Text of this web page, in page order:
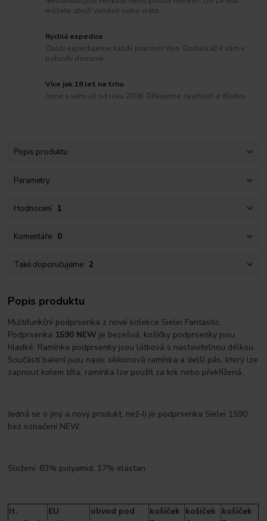
můžete zboží vyměnit nebo vrátit.
Rychlá expedice
Zboží expedujeme každý pracovní den. Dodání až k vám v
pohodlí domova.
Více jak 18 let na trhu
Jsme s vámi již od roku 2008. Děkujeme za přízeň a důvěru.
Popis produktu
Parametry
Hodnocení 1
Komentáře 0
Také doporučujeme 2
Popis produktu
Multifunkční podprsenka z nové kolekce Sielei Fantastic.
Podprsenka 1590 NEW je bezešvá, košíčky podprsenky jsou
hladké. Ramínka podprsenky jsou látková s nastavitelnou délkou.
Součástí balení jsou navíc silikonová ramínka a delší pás, který lze
zapnout kolem těla, ramínka lze použít za krk nebo překřížená.
Jedná se o jiný a nový produkt, než-li je podprsenka Sielei 1590
bez označení NEW.
Složení: 83% polyamid, 17% elastan
It.
EU
obvod pod
košíček košíček
košíček